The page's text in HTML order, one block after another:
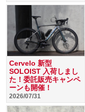
Cervelo 新型
SOLOIST 入荷しまし
た！委託販売キャンペ
ーンも開催！
2026/07/31